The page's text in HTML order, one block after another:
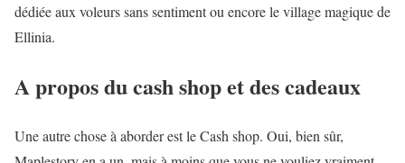
dédiée aux voleurs sans sentiment ou encore le village magique de
Ellinia.
A propos du cash shop et des cadeaux
Une autre chose à aborder est le Cash shop. Oui, bien sûr,